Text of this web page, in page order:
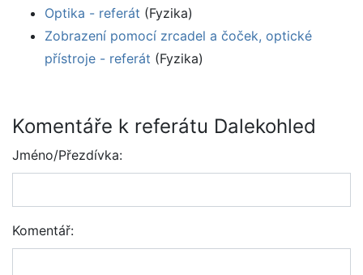
Optika - referát (Fyzika)
Zobrazení pomocí zrcadel a čoček, optické
přístroje - referát (Fyzika)
Komentáře k referátu Dalekohled
Jméno/Přezdívka:
Komentář: